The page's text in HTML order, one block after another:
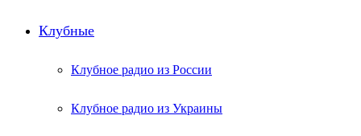
Клубные
Клубное радио из России
Клубное радио из Украины